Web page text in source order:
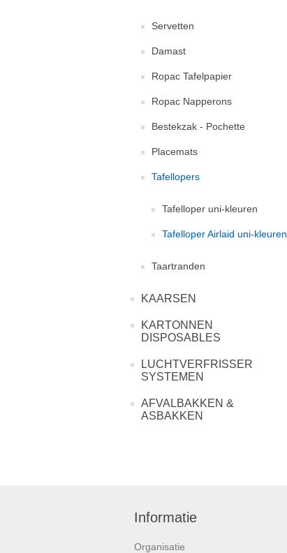
Servetten
Damast
Ropac Tafelpapier
Ropac Napperons
Bestekzak - Pochette
Placemats
Tafellopers
Tafelloper uni-kleuren
Tafelloper Airlaid uni-kleuren
Taartranden
KAARSEN
KARTONNEN
DISPOSABLES
LUCHTVERFRISSER
SYSTEMEN
AFVALBAKKEN &
ASBAKKEN
Informatie
Organisatie